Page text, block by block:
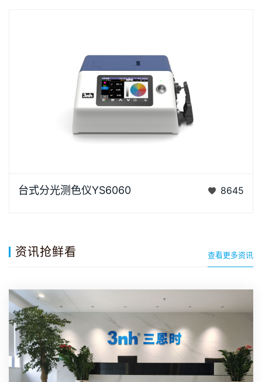
的国产台式光栅分光测色仪， TFT真彩7inch电容触摸
台式分光测色仪YS6060 8645
资讯抢鲜看 查看更多资讯